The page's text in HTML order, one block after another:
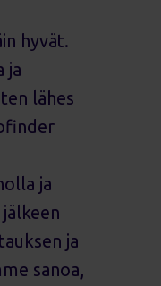
hyvät.
ja
lähes
ja
ja
sanoa,